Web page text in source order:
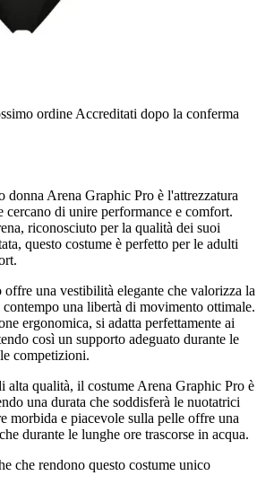
ordine Accreditati dopo la conferma
donna Arena Graphic Pro è l'attrezzatura
cercano di unire performance e comfort.
riconosciuto per la qualità dei suoi
questo costume è perfetto per le adulti
offre una vestibilità elegante che valorizza la
una libertà di movimento ottimale.
ergonomica, si adatta perfettamente ai
così un supporto adeguato durante le
competizioni.
alta qualità, il costume Arena Graphic Pro è
una durata che soddisferà le nuotatrici
morbida e piacevole sulla pelle offre una
durante le lunghe ore trascorse in acqua.
che rendono questo costume unico